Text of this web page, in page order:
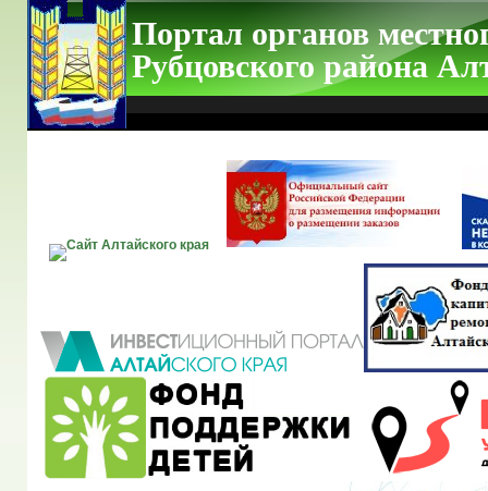
Портал органов
Рубцовского района